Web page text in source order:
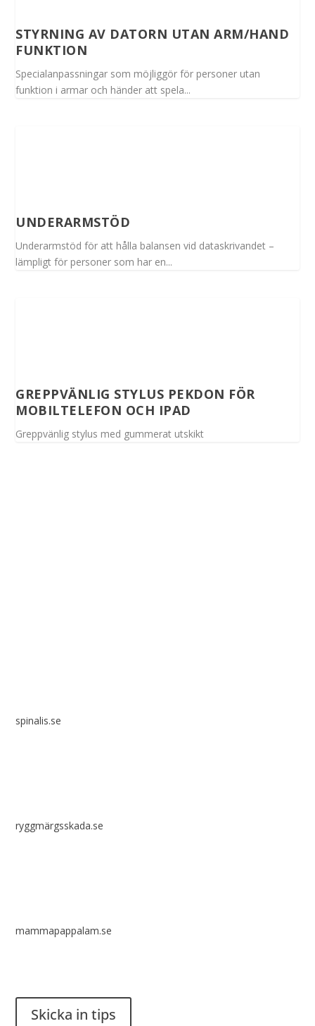
STYRNING AV DATORN UTAN ARM/HAND
FUNKTION
Specialanpassningar som möjliggör för personer utan
funktion i armar och händer att spela...
UNDERARMSTÖD
Underarmstöd för att hålla balansen vid dataskrivandet –
lämpligt för personer som har en...
GREPPVÄNLIG STYLUS PEKDON FÖR
MOBILTELEFON OCH IPAD
Greppvänlig stylus med gummerat utskikt
spinalis.se
ryggmärgsskada.se
mammapappalam.se
Skicka in tips